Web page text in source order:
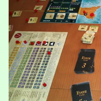
–
23/02)